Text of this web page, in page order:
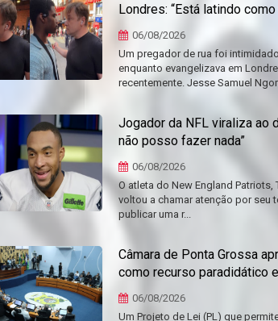
Londres: “Está latindo como
06/08/2026
Um pregador de rua foi
enquanto evangelizava em
recentemente. Jesse Samuel
Jogador da NFL viraliza ao
não posso fazer nada”
06/08/2026
O atleta do New England Patriots,
voltou a chamar atenção por seu
publicar uma r...
Câmara de Ponta Grossa
como recurso paradidático
06/08/2026
Um Projeto de Lei (PL) que